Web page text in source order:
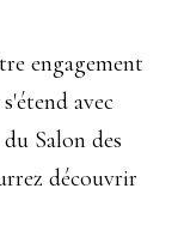
engagement
avec
Salon des
découvrir